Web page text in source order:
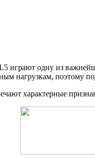
играют одну из
нагрузкам,
характерные